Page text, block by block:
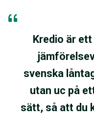
Kredio är
svenska
utan uc på
sätt, så att du